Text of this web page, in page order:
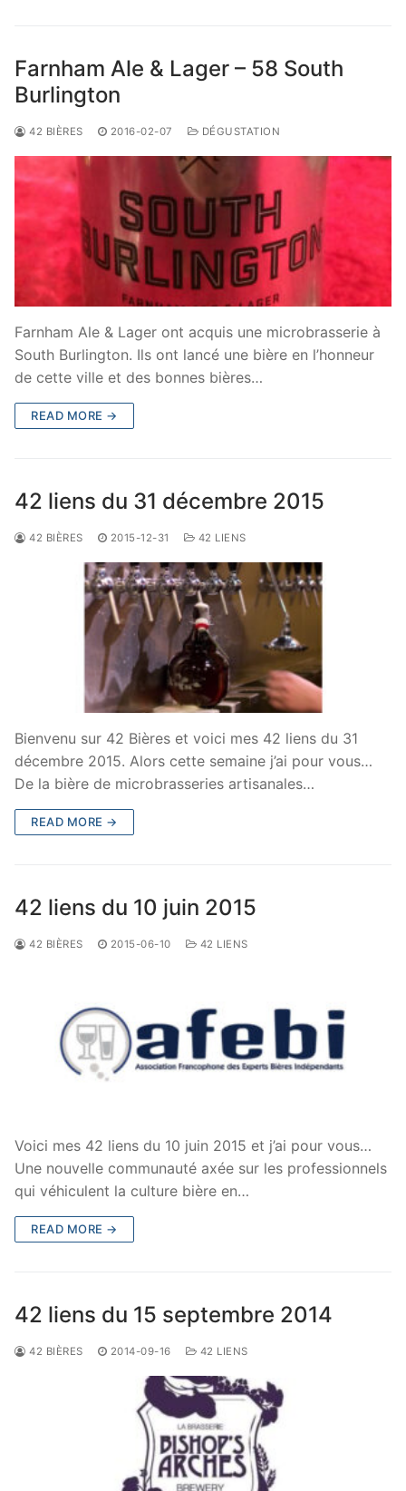
Farnham Ale & Lager – 58 South
Burlington
42 BIÈRES 2016-02-07 DÉGUSTATION
Farnham Ale & Lager ont acquis une microbrasserie à
South Burlington. Ils ont lancé une bière en l’honneur
de cette ville et des bonnes bières…
READ MORE →
42 liens du 31 décembre 2015
42 BIÈRES 2015-12-31 42 LIENS
Bienvenu sur 42 Bières et voici mes 42 liens du 31
décembre 2015. Alors cette semaine j’ai pour vous…
De la bière de microbrasseries artisanales…
READ MORE →
42 liens du 10 juin 2015
42 BIÈRES 2015-06-10 42 LIENS
Voici mes 42 liens du 10 juin 2015 et j’ai pour vous…
Une nouvelle communauté axée sur les professionnels
qui véhiculent la culture bière en…
READ MORE →
42 liens du 15 septembre 2014
42 BIÈRES 2014-09-16 42 LIENS